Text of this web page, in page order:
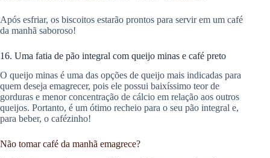
Após esfriar, os biscoitos estarão prontos para servir em um café
da manhã saboroso!
16. Uma fatia de pão integral com queijo minas e café preto
O queijo minas é uma das opções de queijo mais indicadas para
quem deseja emagrecer, pois ele possui baixíssimo teor de
gorduras e menor concentração de cálcio em relação aos outros
queijos. Portanto, é um ótimo recheio para o seu pão integral e,
para beber, o cafézinho!
Não tomar café da manhã emagrece?